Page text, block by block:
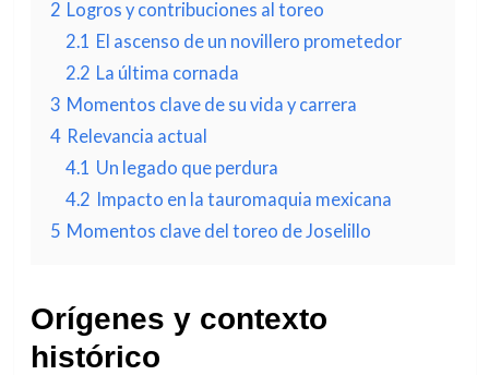
2 Logros y contribuciones al toreo
2.1 El ascenso de un novillero prometedor
2.2 La última cornada
3 Momentos clave de su vida y carrera
4 Relevancia actual
4.1 Un legado que perdura
4.2 Impacto en la tauromaquia mexicana
5 Momentos clave del toreo de Joselillo
Orígenes y contexto
histórico